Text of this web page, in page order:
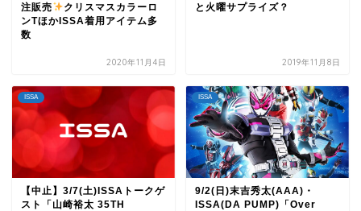
注販売
クリスマスカラーロ
ンTほかISSA着用アイテム多
数
2020年11月4日
と火曜サプライズ？
2019年11月8日
ISSA
【中止】3/7(土)ISSAトークゲ
スト「⼭崎裕太 35TH
ISSA
9/2(日)末吉秀太(AAA)・
ISSA(DA PUMP)「Over